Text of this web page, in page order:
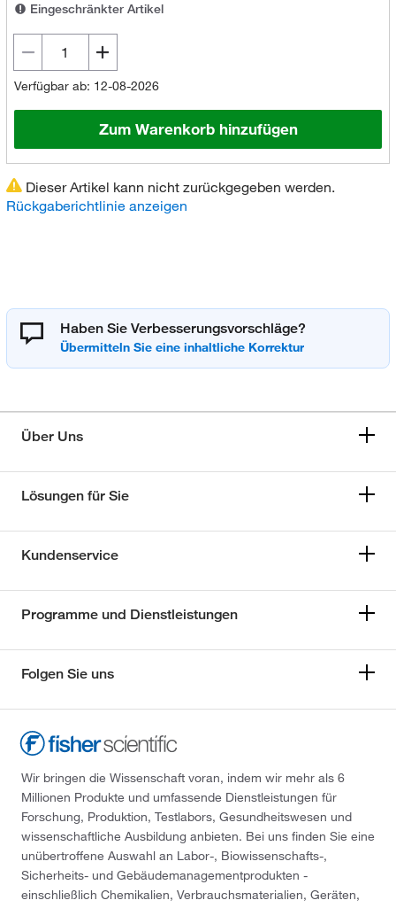
Eingeschränkter Artikel
Verfügbar ab: 12-08-2026
Zum Warenkorb hinzufügen
Dieser Artikel kann nicht zurückgegeben werden.
Rückgaberichtlinie anzeigen
Haben Sie Verbesserungsvorschläge?
Über Uns
Lösungen für Sie
Kundenservice
Programme und Dienstleistungen
Folgen Sie uns
Wir bringen die Wissenschaft voran, indem wir mehr als 6
Millionen Produkte und umfassende Dienstleistungen für
Forschung, Produktion, Testlabors, Gesundheitswesen und
wissenschaftliche Ausbildung anbieten. Bei uns finden Sie eine
unübertroffene Auswahl an Labor-, Biowissenschafts-,
Sicherheits- und Gebäudemanagementprodukten -
einschließlich Chemikalien, Verbrauchsmaterialien, Geräten,